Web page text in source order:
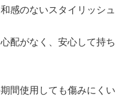
感のないスタイリッシュ
配がなく、安心して持ち
間使用しても傷みにくい